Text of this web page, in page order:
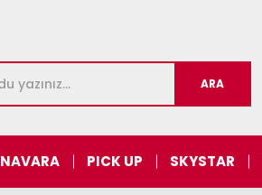
NAVARA PICK UP SKYSTAR